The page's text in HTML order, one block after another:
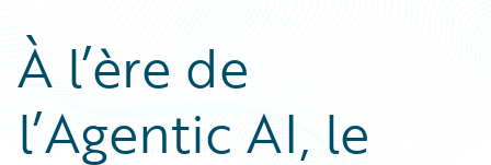
Podcasts
Blog
Help and Support
Insurance Technology FAQ
Careers
Customer Viewpoint
Developers
General Interest
À l’ère de
l’Agentic AI, le